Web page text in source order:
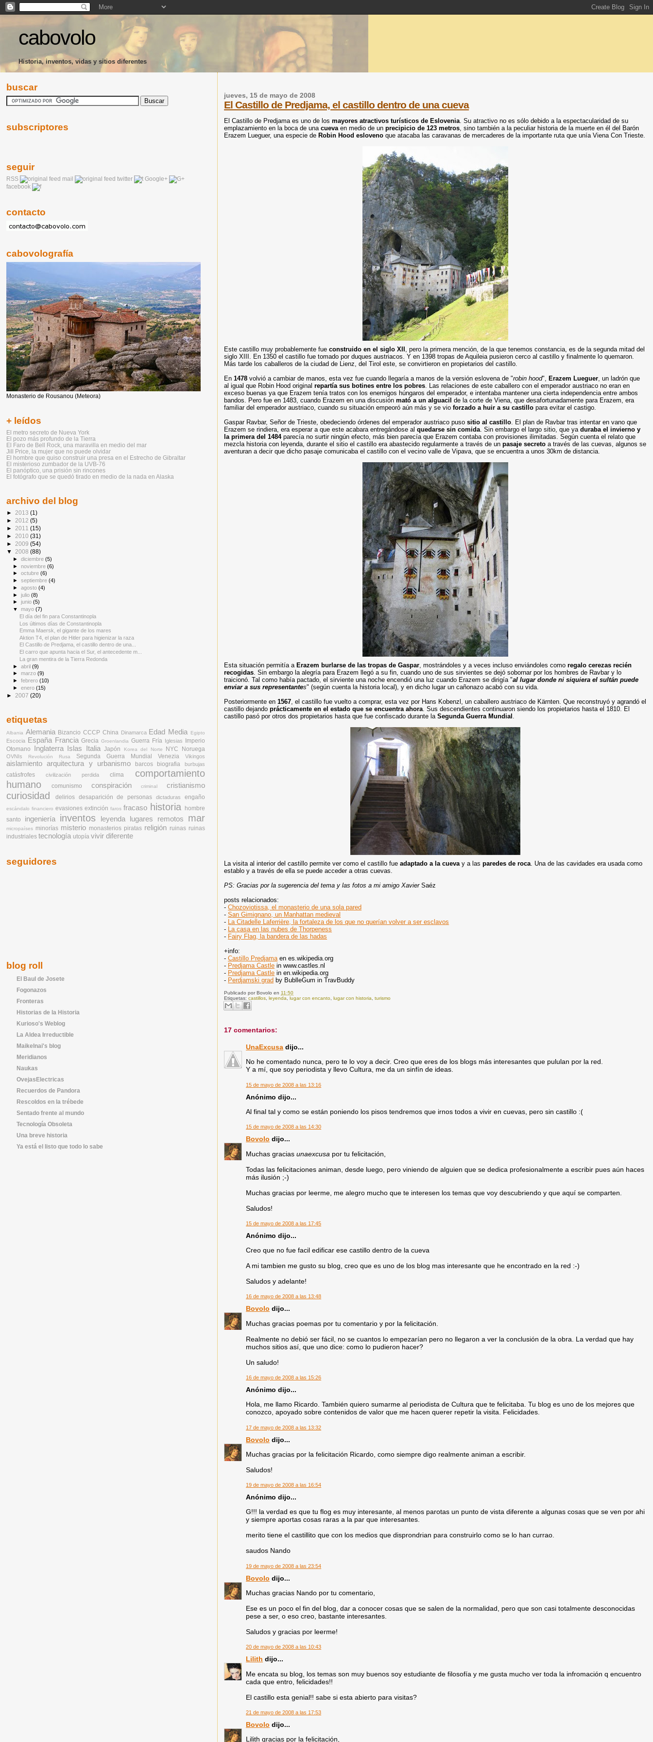
cabovolo
Historia, inventos, vidas y sitios diferentes
jueves, 15 de mayo de 2008
El Castillo de Predjama, el castillo dentro de una cueva
El Castillo de Predjama es uno de los mayores atractivos turísticos de Eslovenia. Su atractivo no es sólo debido a laespectacularidad de su
emplazamiento en la boca de unacuevaen medio de unprecipicio de 123 metros, sino también a la peculiar historia de la muerte en él del Barón
Erazem Lueguer, una especie de Robin Hood esloveno que atacaba las caravanas de mercaderes de la importante ruta que unía Viena Con Trieste.
Este castillo muy probablemente fueconstruido en el siglo XII , pero la primera mención, de la que tenemos constancia, es de la segunda mitad del
siglo XIII. En 1350 el castillo fue tomado por duques austriacos. Y en 1398 tropas de Aquileia pusieron cerco al castillo y finalmente lo quemaron.
Más tarde los caballeros de la ciudad de Lienz, del Tirol este, se convirtieron en propietarios del castillo.
En1478volvió a cambiar de manos, esta vez fue cuando llegaría a manos de la versión eslovena de "robin hood", Erazem Lueguer, un ladrón que
al igual que Robin Hood originalrepartía sus botines entre los pobres. Las relaciones de este caballero con el emperador austriaco no eran en
exceso buenas ya que Erazem tenía tratos con los enemigos húngaros del emperador, e intentaba mantener una cierta independencia entre ambos
bandos. Pero fue en 1483, cuando Erazem en una discusiónmató a un alguacil de la corte de Viena, que desafortunadamente para Erazem, era
familiar del emperador austriaco, cuando su situación empeoró aún más y se vioforzado a huir a su castillo para evitar el castigo.
Gaspar Ravbar, Señor de Trieste, obedeciendo órdenes del emperador austriaco pusositio al castillo. El plan de Ravbar tras intentar en vano que
Erazem se rindiera, era esperar a que este acabara entregándose alquedarse sin comida. Sin embargo el largo sitio, que yaduraba el invierno y
la primera del 1484parecía no surtir ningún efecto, más bien parecía que Erazem contaba con provisiones ilimitadas. Según cuenta el relato que
mezcla historia con leyenda, durante el sitio el castillo era abastecido regularmente a través de unpasaje secreto a través de las cuevas, algunos se
aventuran a decir que dicho pasaje comunicaba el castillo con el vecino valle de Vipava, que se encuentra a unos 30km de distancia.
Esta situación permitía a Erazem burlarse de las tropas de Gaspar, mostrándoles y a veces incluso enviándoles comoregalo cerezas recién
recogidas. Sin embargo la alegría para Erazem llegó a su fin, cuando uno de sus sirvientes se dejó sobornar por los hombres de Ravbar y lo
traicionó. Tal como había pactado, el sirviente una noche encendió una luz cuando Erazem se dirigía "al lugar donde ni siquiera elsultán puede
enviar a sus representantes" (según cuenta la historia local), y en dicho lugar un cañonazo acabó con su vida.
Posteriormente en1567, el castillo fue vuelto a comprar, esta vez por Hans Kobenzl, un caballero austriaco de Kärnten. Que reconstruyó y agrandó el
castillo dejando prácticamente en el estado que se encuentra ahora. Sus descendientes continuaron siendo los propietarios hasta el 1810. El
castillo pasó por otros dos propietarios hasta que fue confiscado durante laSegunda Guerra Mundial .
La visita al interior del castillo permite ver como el castillo fueadaptado a la cuevay a lasparedes de roca. Una de las cavidades era usada como
establo y a través de ella se puede acceder a otras cuevas.
PS: Gracias por la sugerencia del tema y las fotos a mi amigo XavierSaéz
posts relacionados:
-Chozoviotissa, el monasterio de una sola pared
-San Gimignano, un Manhattan medieval
- La Citadelle Laferrière, la fortaleza de los que no querían volver a ser esclavos
- La casa en las nubes de Thorpeness
- Fairy Flag, la bandera de las hadas
+info:
-Castillo Predjamaen es.wikipedia.org
- Predjama Castle in www.castles.nl
- Predjama Castle in en.wikipedia.org
- Perdjamski grad by BublleGum in TravBuddy
Publicado porBovolo en 11:50
Etiquetas:castillos ,leyenda ,lugar con encanto ,lugar con historia ,turismo
17 comentarios:
UnaExcusa dijo...
No he comentado nunca, pero te lo voy a decir. Creo que eres de los blogs más interesantes que pululan por la red.
Y a mí, que soy periodista y llevo Cultura, me da un sinfín de ideas.
15 de mayo de 2008 a las 13:16
Anónimo dijo...
Al final tal y como se están poniendo los pisos tendremos que irnos todos a vivir en cuevas, pero sin castillo :(
15 de mayo de 2008 a las 14:30
Bovolo dijo...
Muchas graciasunaexcusa por tu felicitación,
Todas las felicitaciones animan, desde luego, pero viniendo de alguien que se dedica profesionalmente a escribir pues aún haces
más ilusión ;-)
Muchas gracias por leerme, me alegro mucho que te interesen los temas que voy descubriendo y que aquí se comparten.
Saludos!
15 de mayo de 2008 a las 17:45
Anónimo dijo...
Creo que no fue facil edificar ese castillo dentro de la cueva
A mi tambien me gusto su blog, creo que es uno de los blog mas interesante que he encontrado en la red :-)
Saludos y adelante!
16 de mayo de 2008 a las 13:48
Bovolo dijo...
Muchas gracias poemas por tu comentario y por la felicitación.
Realmente no debió ser fácil, no se cuantos lo empezarían pero no llegaron a ver la conclusión de la obra. La verdad que hay
muchos sitios así, que uno dice: como lo pudieron hacer?
Un saludo!
16 de mayo de 2008 a las 15:26
Anónimo dijo...
Hola, me llamo Ricardo. También quiero sumarme al periodista de Cultura que te felicitaba. Tu blog es uno de los mejores que
conozco, apoyado sobre contenidos de valor que me hacen querer repetir la visita. Felicidades.
17 de mayo de 2008 a las 13:32
Bovolo dijo...
Muchas gracias por la felicitación Ricardo, como siempre digo realmente animan a escribir.
Saludos!
19 de mayo de 2008 a las 16:54
Anónimo dijo...
G!!! la verdad es que tu flog es muy interesante, al menos parotas un punto de vista diferente a algunas cosas que se ven por ahi
y siempre aportas cosas raras a la par que interesantes.
merito tiene el castillito que con los medios que disprondrian para construirlo como se lo han currao.
saudos Nando
19 de mayo de 2008 a las 23:54
Bovolo dijo...
Muchas gracias Nando por tu comentario,
Ese es un poco el fin del blog, dar a conocer cosas que se salen de la normalidad, pero que son casi totalmente desconocidas
pese a ser, o eso creo, bastante interesantes.
Saludos y gracias por leerme!
20 de mayo de 2008 a las 10:43
Lilith dijo...
Me encata su blog, los temas son muy buenos soy estudiante de filosofía y me gusta mucho ver toda la infromación q encuentro
cada que entro, felicidades!!
El castillo esta genial!! sabe si esta abierto para visitas?
21 de mayo de 2008 a las 17:53
Bovolo dijo...
Lilith gracias por la felicitación,
buscar
subscriptores
seguir
RSS mail twitter
Google+
facebook
contacto
cabovolografía
Monasterio de Rousanou (Meteora)
+ leídos
El metro secreto de Nueva York
El pozo más profundo de la Tierra
El Faro de Bell Rock, una maravilla en medio del mar
Jill Price, la mujer que no puede olvidar
El hombre que quiso construir una presa en el Estrecho de Gibraltar
El misterioso zumbador de la UVB-76
El panóptico, una prisión sin rincones
El fotógrafo que se quedó tirado en medio de la nada en Alaska
archivo del blog
► 2013 (1)
► 2012 (5)
► 2011 (15)
► 2010 (31)
► 2009 (54)
▼ 2008 (88)
►diciembre(5)
► noviembre(6)
►octubre(6)
►septiembre(4)
►agosto(4)
►julio(8)
►junio(5)
▼ mayo(7)
El día del fin para Constantinopla
Los últimos días de Constantinopla
Emma Maersk, el gigante de los mares
Aktion T4, el plan de Hitler para higienizar la raza
El Castillo de Predjama, el castillo dentro de una...
El carro que apunta hacia el Sur, el antecedente m...
La gran mentira de la Tierra Redonda
►abril(9)
► marzo(9)
►febrero(10)
►enero(15)
► 2007 (20)
etiquetas
Albania Alemania Bizancio CCCP China Dinamarca Edad Media Egipto
Escocia España Francia Grecia Groenlandia Guerra Fría Iglesias
Imperio
Otomano
Inglaterra Islas Italia Japón Korea del Norte NYC Noruega
OVNIs Revolución Rusa Segunda Guerra Mundial Venezia Vikingos
aislamiento arquitectura y urbanismo barcos biografia burbujas
catásfrofes civilización perdida clima
comportamiento
humano
comunismo conspiración criminal cristianismo
curiosidad delirios desaparición de personas dictaduras engaño
escándalo financiero evasiones extinción faros fracaso historia
hombre
santo
ingeniería inventos leyenda lugares remotos mar
micropaíses minorías misterio monasterios piratas religión ruinas ruinas
industriales tecnología utopía vivir diferente
seguidores
blog roll
El Baul de Josete
Fogonazos
Fronteras
Historias de la Historia
Kurioso's Weblog
La Aldea Irreductible
Maikelnai's blog
Meridianos
Naukas
OvejasElectricas
Recuerdos de Pandora
Rescoldos en la trébede
Sentado frente al mundo
Tecnología Obsoleta
Una breve historia
Ya está el listo que todo lo sabe